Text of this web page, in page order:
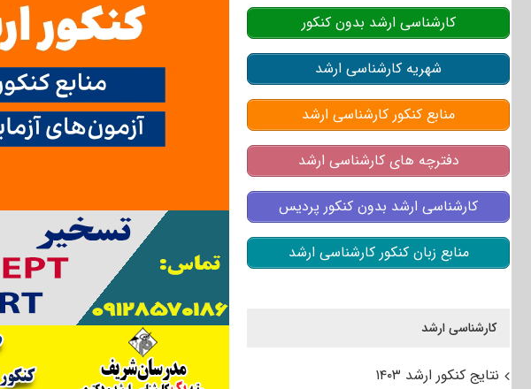
کارشناسی ارشد بدون کنکور
شهریه کارشناسی ارشد
منابع کنکور کارشناسی ارشد
دفترچه های کارشناسی ارشد
کارشناسی ارشد بدون کنکور پردیس
منابع زبان کنکور کارشناسی ارشد
کارشناسی ارشد
نتایج کنکور ارشد ۱۴۰۳